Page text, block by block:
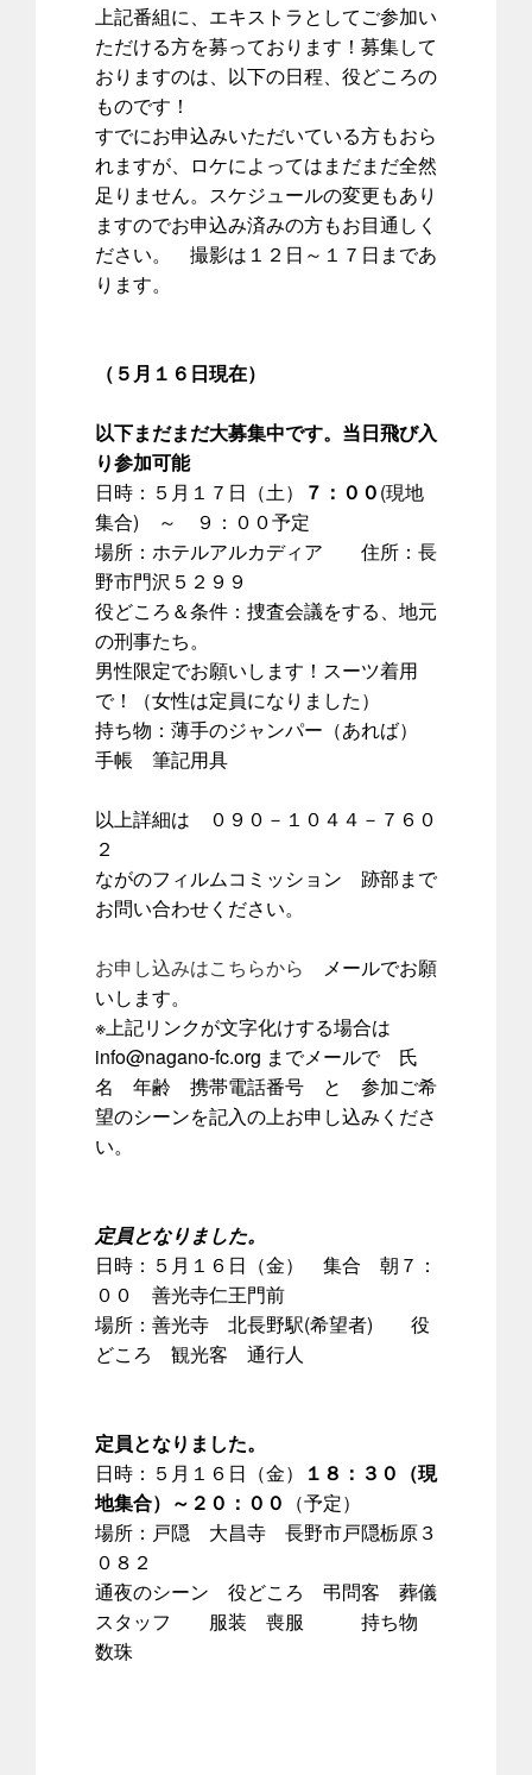
上記番組に、エキストラとしてご参加い
ただける方を募っております！募集して
おりますのは、以下の日程、役どころの
ものです！
すでにお申込みいただいている方もおら
れますが、ロケによってはまだまだ全然
足りません。スケジュールの変更もあり
ますのでお申込み済みの方もお目通しく
ださい。 撮影は１２日～１７日まであ
ります。
（５月１６日現在）
以下まだまだ大募集中です。当日飛び入
り参加可能
日時：５月１７日（土）
７：００(現地
集合) ～ ９：００予定
場所：ホテルアルカディア 住所：長
野市門沢５２９９
役どころ＆条件：捜査会議をする、地元
の刑事たち。
男性限定でお願いします！スーツ着用
で！（女性は定員になりました）
持ち物：薄手のジャンパー（あれば）
手帳 筆記用具
以上詳細は ０９０－１０４４－７６０
２
ながのフィルムコミッション 跡部まで
お問い合わせください。
お申し込みはこちらから メールでお願
いします。
※上記リンクが文字化けする場合は
info@nagano-fc.org までメールで 氏
名 年齢 携帯電話番号 と 参加ご希
望のシーンを記入の上お申し込みくださ
い。
定員となりました。
日時：５月１６日（金） 集合 朝７：
００ 善光寺仁王門前
場所：善光寺 北長野駅(希望者) 役
どころ 観光客 通行人
定員となりました。
日時：５月１６日（金）
１８：３０（現
地集合）～２０：００ （予定）
場所：戸隠 大昌寺 長野市戸隠栃原３
０８２
通夜のシーン 役どころ 弔問客 葬儀
スタッフ 服装 喪服 持ち物
数珠